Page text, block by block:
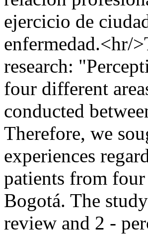
ejercicio de
enfermedad.<hr/
research:
four different
conducted
Therefore, we
experiences
patients from
Bogotá. The
review and 2 -